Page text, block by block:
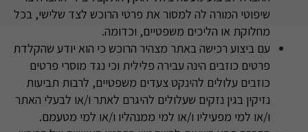
שיפוטי המורה לה למסור את פרטי הרוכש לצד שלישי, בכל
מחלוקת או הליכים משפטיים, וכדומה.
עם ביצוע רכישה באתר מצהיר הרוכש כי הוא יודע שהקלדת
פרטים כוזבים הינה עבירה פלילית וכי נגד מוסרי פרטים
כוזבים עלולים להינקט צעדים משפטיים, לרבות תביעות
נזיקין בגין נזקים שעלולים להיגרם לאתר ו/או לבעלי האתר
ו/או למי מפעיליו ו/או למי ממנהליו ו/או למי מטעמם.